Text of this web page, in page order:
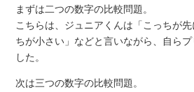
まずは二つの数字の比較問題。
こちらは、ジュニアくんは「こっちが
ちが小さい」などと言いながら、自ら
した。
次は三つの数字の比較問題。